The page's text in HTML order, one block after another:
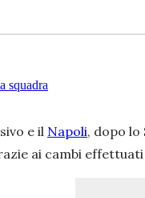
squadra
e il Napoli, dopo lo
ai cambi effettuati